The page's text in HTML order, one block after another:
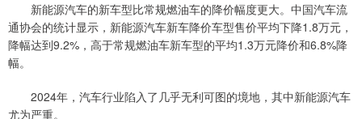
新能源汽车的新车型比常规燃油车的降价幅度更大。中国汽车流
通协会的统计显示，新能源汽车新车降价车型售价平均下降1.8万元，
降幅达到9.2%，高于常规燃油车新车型的平均1.3万元降价和6.8%降
幅。
2024年，汽车行业陷入了几乎无利可图的境地，其中新能源汽车
尤为严重。